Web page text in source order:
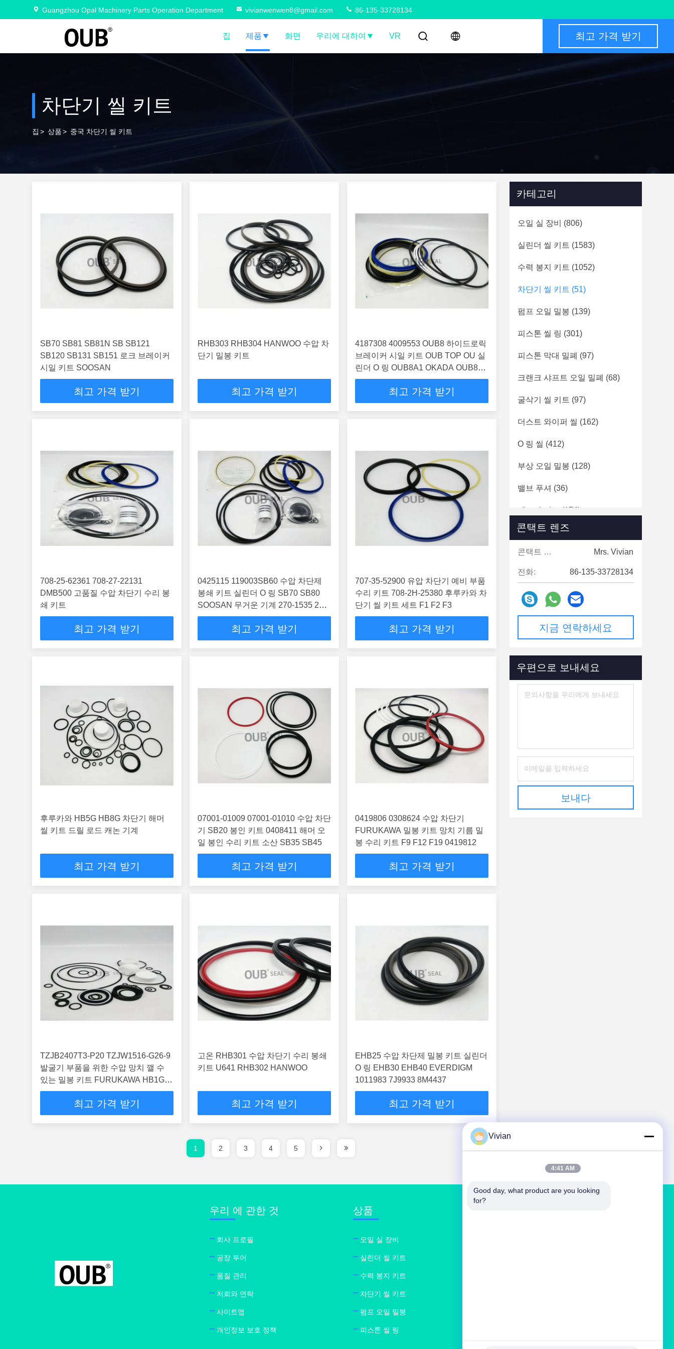
Guangzhou Opal Machinery Parts Operation Department vivianwenwen8@gmail.com 86-135-33728134
집 제품 화면 우리에 대하여 VR 최고 가격 받기
차단기 씰 키트
집 > 상품> 중국 차단기 씰 키트
SB70 SB81 SB81N SB SB121
SB120 SB131 SB151 로크 브레이커
시일 키트 SOOSAN
최고 가격 받기
RHB303 RHB304 HANWOO 수압 차
단기 밀봉 키트
최고 가격 받기
4187308 4009553 OUB8 하이드로릭
브레이커 시일 키트 OUB TOP OU 실
린더 O 링 OUB8A1 OKADA OUB8A2
4I-3569
최고 가격 받기
708-25-62361 708-27-22131
DMB500 고품질 수압 차단기 수리 봉
쇄 키트
최고 가격 받기
0425115 119003SB60 수압 차단제
봉쇄 키트 실린더 O 링 SB70 SB80
SOOSAN 무거운 기계 270-1535 270-
1545
최고 가격 받기
707-35-52900 유압 차단기 예비 부품
수리 키트 708-2H-25380 후루카와 차
단기 씰 키트 세트 F1 F2 F3
최고 가격 받기
후루카와 HB5G HB8G 차단기 해머
씰 키트 드릴 로드 캐논 기계
최고 가격 받기
07001-01009 07001-01010 수압 차단
기 SB20 봉인 키트 0408411 해머 오
일 봉인 수리 키트 소산 SB35 SB45
최고 가격 받기
0419806 0308624 수압 차단기
FURUKAWA 밀봉 키트 망치 기름 밀
봉 수리 키트 F9 F12 F19 0419812
최고 가격 받기
TZJB2407T3-P20 TZJW1516-G26-9
발굴기 부품을 위한 수압 망치 깰 수
있는 밀봉 키트 FURUKAWA HB1G
HB2G HB3G
최고 가격 받기
고온 RHB301 수압 차단기 수리 봉쇄
키트 U641 RHB302 HANWOO
최고 가격 받기
EHB25 수압 차단제 밀봉 키트 실린더
O 링 EHB30 EHB40 EVERDIGM
1011983 7J9933 8M4437
최고 가격 받기
카테고리
오일 실 장비 (806)
실린더 씰 키트 (1583)
수력 봉지 키트 (1052)
차단기 씰 키트 (51)
펌프 오일 밀봉 (139)
피스톤 씰 링 (301)
피스톤 막대 밀폐 (97)
크랜크 샤프트 오일 밀폐 (68)
굴삭기 씰 키트 (97)
더스트 와이퍼 씰 (162)
O 링 씰 (412)
부상 오일 밀봉 (128)
밸브 푸셔 (36)
개스킷 키트 (174)
엔진 터보차저(21)
마찰 원판
콘택트 렌즈
콘택트 렌즈: Mrs. Vivian
전화: 86-135-33728134
지금 연락하세요
우편으로 보내세요
보내다
1 2 3 4 5
우리 에 관한 것
회사 프로필
공장 투어
품질 관리
저희와 연락
사이트맵
개인정보 보호 정책
상품
오일 실 장비
실린더 씰 키트
수력 봉지 키트
차단기 씰 키트
펌프 오일 밀봉
피스톤 씰 링
Vivian
4:41 AM
Good day, what product are you looking
for?